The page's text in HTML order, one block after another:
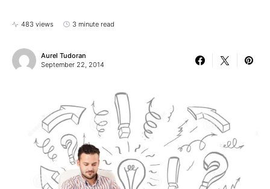
483 views 3 minute read
Aurel Tudoran
September 22, 2014